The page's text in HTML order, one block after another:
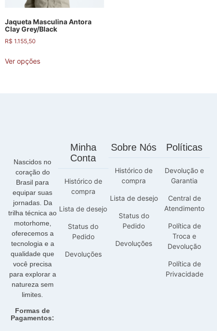
Jaqueta Masculina Antora
Clay Grey/Black
R$ 1.155,50
Ver opções
Nascidos no
coração do
Brasil para
equipar suas
jornadas. Da
trilha técnica ao
motorhome,
oferecemos a
tecnologia e a
qualidade que
você precisa
para explorar a
natureza sem
limites.
Formas de
Pagamentos:
Minha
Conta
Histórico de
compra
Lista de desejo
Status do
Pedido
Devoluções
Sobre Nós
Histórico de
compra
Lista de desejo
Status do
Pedido
Devoluções
Políticas
Devolução e
Garantia
Central de
Atendimento
Política de
Troca e
Devolução
Política de
Privacidade